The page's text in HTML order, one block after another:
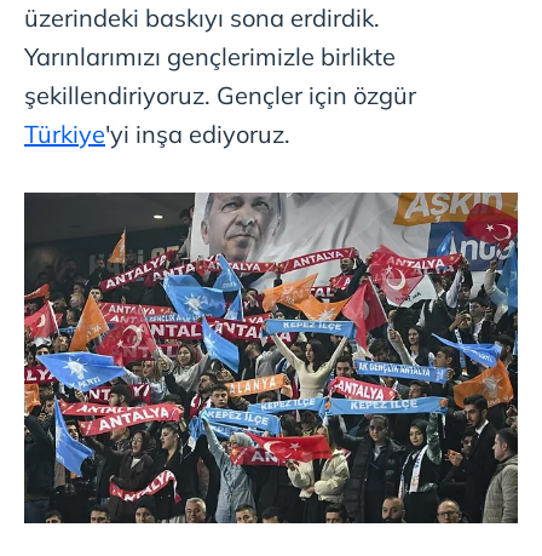
üzerindeki baskıyı sona erdirdik.
Yarınlarımızı gençlerimizle birlikte
şekillendiriyoruz. Gençler için özgür
Türkiye'yi inşa ediyoruz.